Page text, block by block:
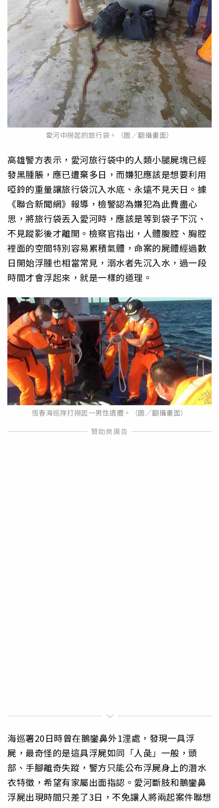
愛河中撈起的旅行袋。（圖／翻攝畫面）
高雄警方表示，愛河旅行袋中的人類小腿屍塊已經
發黑腫脹，應已遭棄多日，而嫌犯應該是想要利用
啞鈴的重量讓旅行袋沉入水底、永遠不見天日。據
《聯合新聞網》報導，檢警認為嫌犯為此費盡心
思，將旅行袋丟入愛河時，應該是等到袋子下沉、
不見蹤影後才離開。檢察官指出，人體腹腔、胸腔
裡面的空間特別容易累積氣體，命案的屍體經過數
日開始浮腫也相當常見，溺水者先沉入水，過一段
時間才會浮起來，就是一樣的道理。
恆春海巡隊打撈起一男性遺體。（圖／翻攝畫面）
海巡署20日時曾在鵝鑾鼻外1浬處，發現一具浮
屍，最奇怪的是這具浮屍如同「人彘」一般，頭
部、手腳離奇失蹤，警方只能公布浮屍身上的潛水
衣特徵，希望有家屬出面指認。愛河斷肢和鵝鑾鼻
浮屍出現時間只差了3日，不免讓人將兩起案件聯想